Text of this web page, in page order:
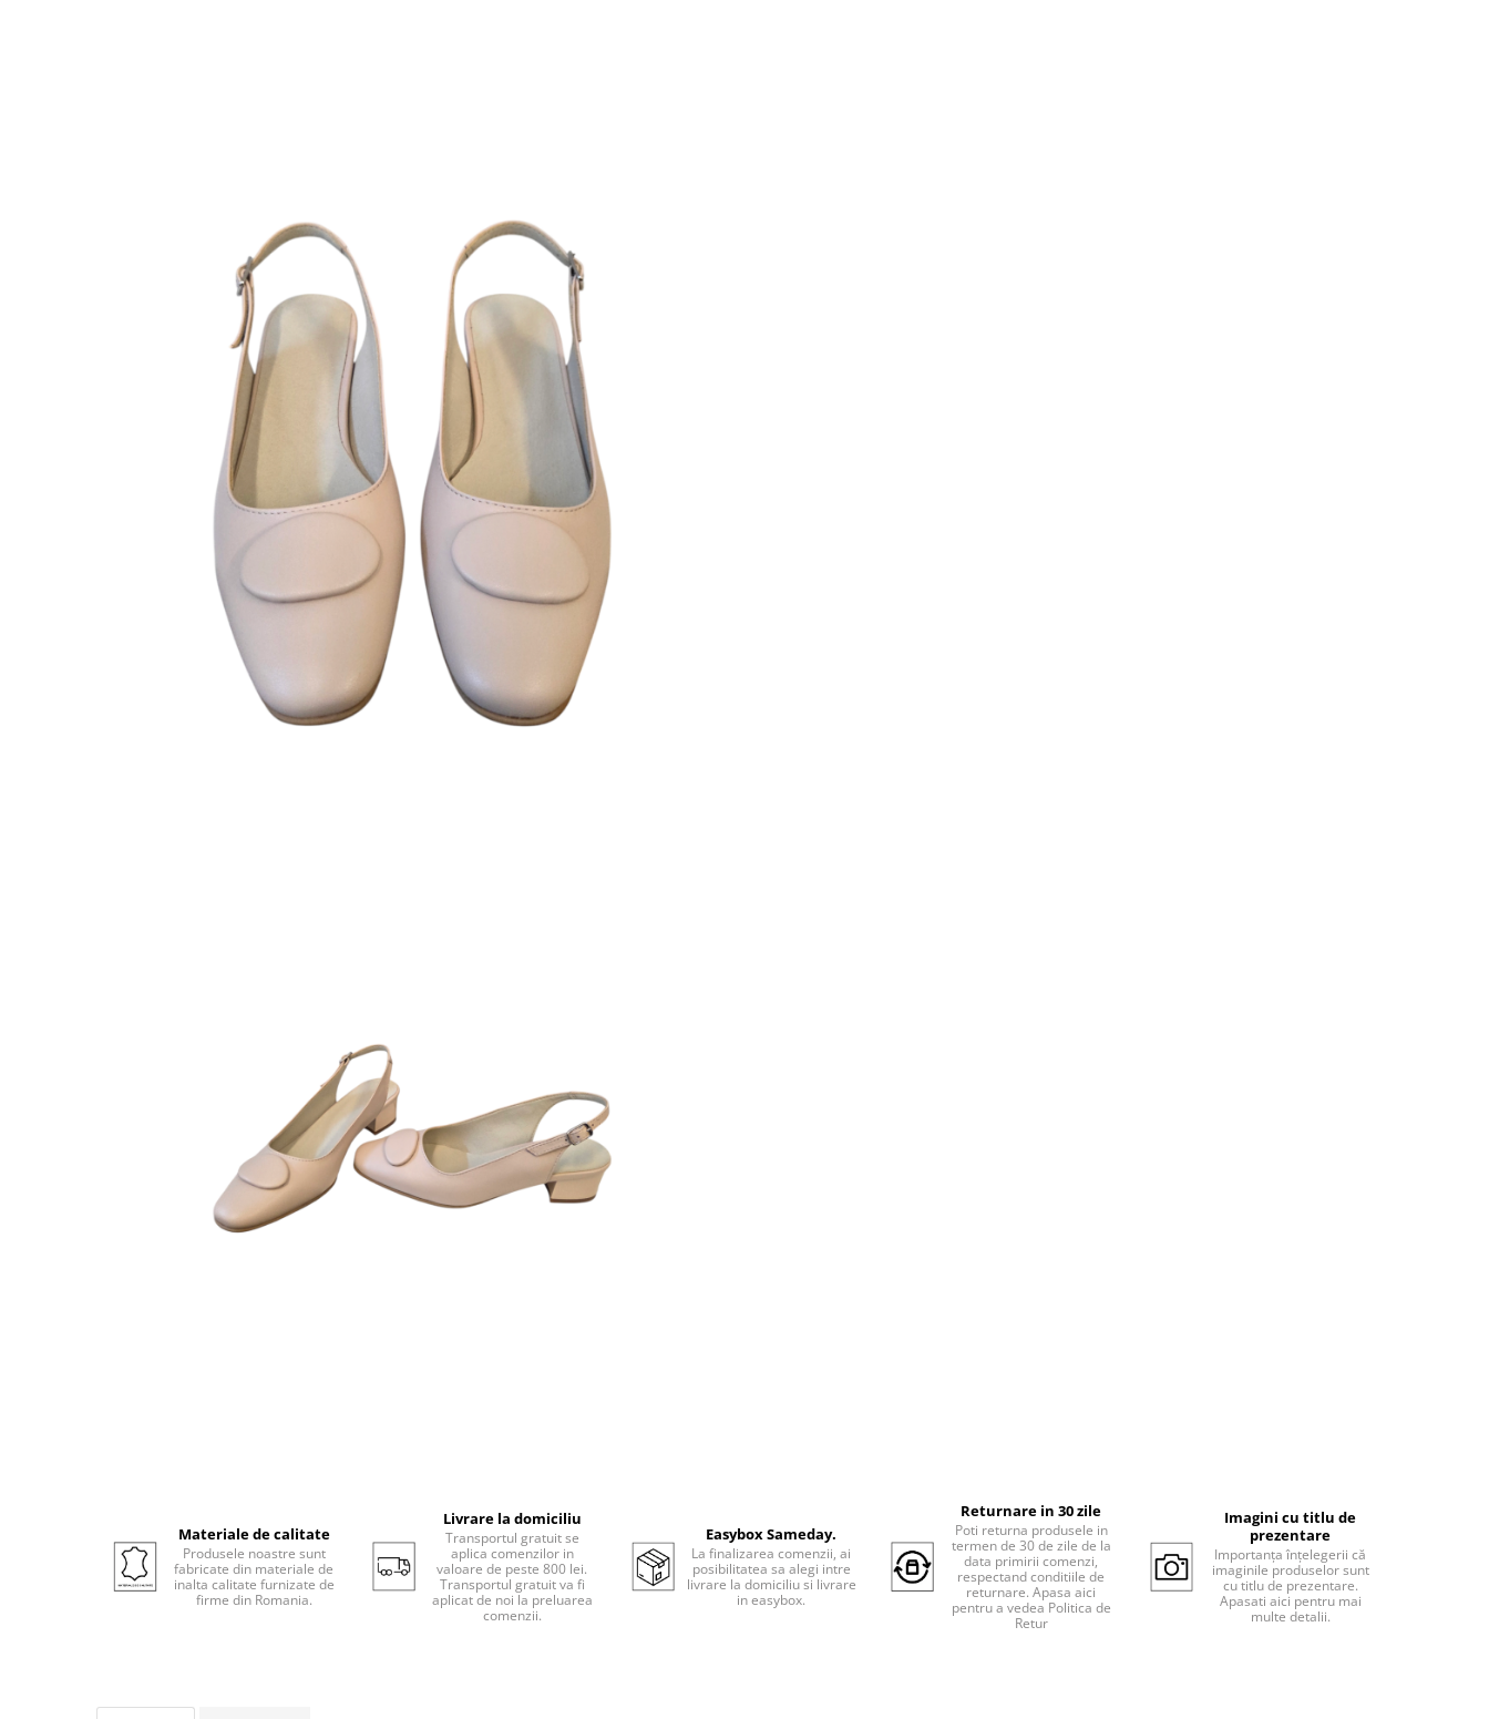
Materiale de calitate
Produsele noastre sunt
fabricate din materiale de
inalta calitate furnizate de
firme din Romania.
Livrare la domiciliu
Transportul gratuit se
aplica comenzilor in
valoare de peste 800 lei.
Transportul gratuit va fi
aplicat de noi la preluarea
comenzii.
Easybox Sameday.
La finalizarea comenzii, ai
posibilitatea sa alegi intre
livrare la domiciliu si livrare
in easybox.
Returnare in 30 zile
Poti returna produsele in
termen de 30 de zile de la
data primirii comenzi,
respectand conditiile de
returnare. Apasa aici
pentru a vedea Politica de
Retur
Imagini cu titlu de
prezentare
Importanța înțelegerii că
imaginile produselor sunt
cu titlu de prezentare.
Apasati aici pentru mai
multe detalii.